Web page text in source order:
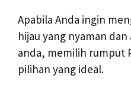
Apabila Anda ingin
hijau yang nyaman
anda, memilih rumput
pilihan yang ideal.